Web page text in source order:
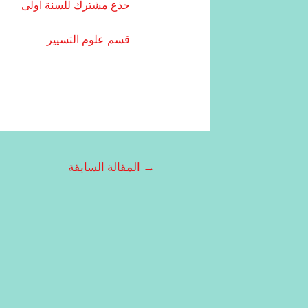
جذع مشترك للسنة اولى
قسم علوم التسيير
→ المقالة السابقة